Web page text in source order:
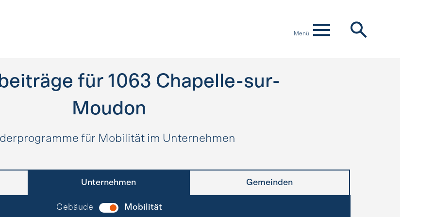
Menü
für 1063 Chapelle-sur-
Moudon
für Mobilität im Unternehmen
Unternehmen Gemeinden
Gebäude Mobilität